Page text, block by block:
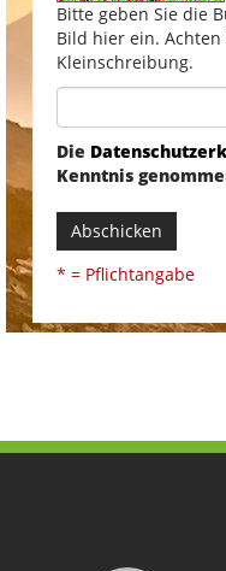
Bitte geben Sie die
Bild hier ein.
Kleinschreibung.
Die
Kenntnis
Abschicken
* = Pflichtangabe